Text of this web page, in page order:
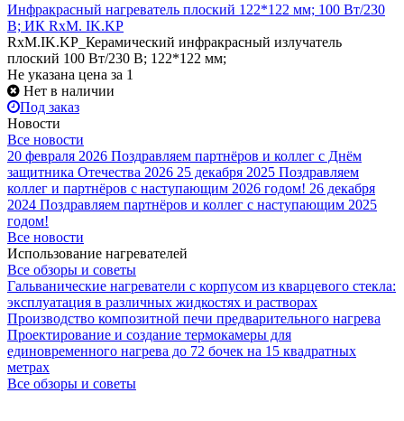
Инфракрасный нагреватель плоский 122*122 мм; 100 Вт/230
В; ИК RxM. IK.KP
RxM.IK.KP_Керамический инфракрасный излучатель
плоский 100 Вт/230 В; 122*122 мм;
Не указана цена за 1
Нет в наличии
Под заказ
Новости
Все новости
20 февраля 2026 Поздравляем партнёров и коллег с Днём
защитника Отечества 2026 25 декабря 2025 Поздравляем
коллег и партнёров с наступающим 2026 годом! 26 декабря
2024 Поздравляем партнёров и коллег с наступающим 2025
годом!
Все новости
Использование нагревателей
Все обзоры и советы
Гальванические нагреватели с корпусом из кварцевого стекла:
эксплуатация в различных жидкостях и растворах
Производство композитной печи предварительного нагрева
Проектирование и создание термокамеры для
единовременного нагрева до 72 бочек на 15 квадратных
метрах
Все обзоры и советы